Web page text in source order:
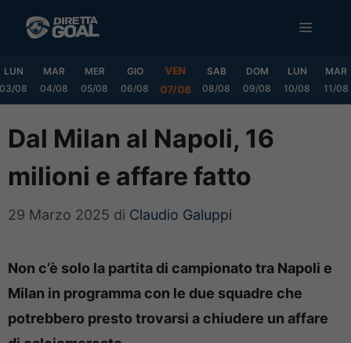
MENU
LUN
03/08
MAR
04/08
MER
05/08
GIO
06/08
VEN
07/08
SAB
08/08
DOM
09/08
LUN
10/08
MAR
11/08
Dal Milan al Napoli, 16
milioni e affare fatto
29 Marzo 2025 di Claudio Galuppi
Non c’è solo la partita di campionato tra Napoli e
Milan in programma con le due squadre che
potrebbero presto trovarsi a chiudere un affare